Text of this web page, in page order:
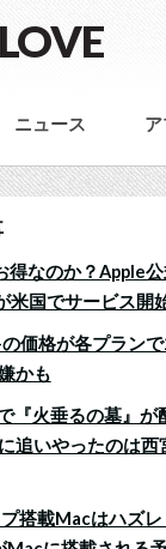
ニュース ア
得なのか？Apple
米国でサービス開
価格が各プラン
かも
『火垂るの墓』が
追いやったのは西
搭載Macはハズ